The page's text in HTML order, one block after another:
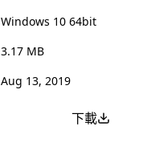
Windows 10 64bit
3.17 MB
Aug 13, 2019
下載